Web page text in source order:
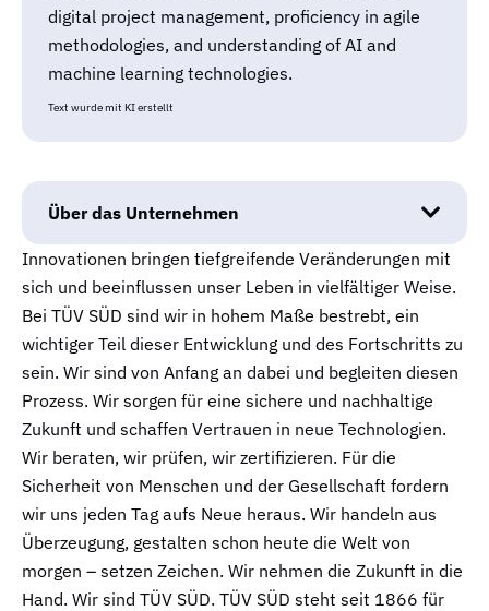
digital project management, proficiency in agile
methodologies, and understanding of AI and
machine learning technologies.
Text wurde mit KI erstellt
Über das Unternehmen
Innovationen bringen tiefgreifende Veränderungen mit
sich und beeinflussen unser Leben in vielfältiger Weise.
Bei TÜV SÜD sind wir in hohem Maße bestrebt, ein
wichtiger Teil dieser Entwicklung und des Fortschritts zu
sein. Wir sind von Anfang an dabei und begleiten diesen
Prozess. Wir sorgen für eine sichere und nachhaltige
Zukunft und schaffen Vertrauen in neue Technologien.
Wir beraten, wir prüfen, wir zertifizieren. Für die
Sicherheit von Menschen und der Gesellschaft fordern
wir uns jeden Tag aufs Neue heraus. Wir handeln aus
Überzeugung, gestalten schon heute die Welt von
morgen – setzen Zeichen. Wir nehmen die Zukunft in die
Hand. Wir sind TÜV SÜD. TÜV SÜD steht seit 1866 für